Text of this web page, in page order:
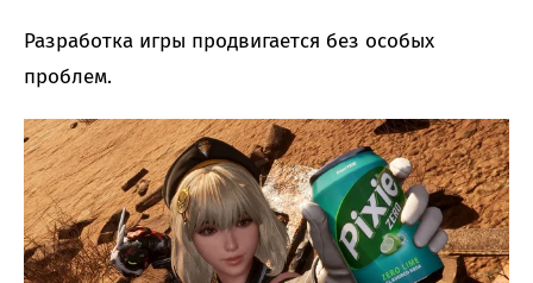
Разработка игры продвигается без особых
проблем.